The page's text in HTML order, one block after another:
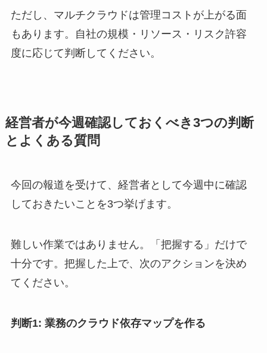
ただし、マルチクラウドは管理コストが上がる面
もあります。自社の規模・リソース・リスク許容
度に応じて判断してください。
経営者が今週確認しておくべき3つの判断
とよくある質問
今回の報道を受けて、経営者として今週中に確認
しておきたいことを3つ挙げます。
難しい作業ではありません。「把握する」だけで
十分です。把握した上で、次のアクションを決め
てください。
判断1: 業務のクラウド依存マップを作る